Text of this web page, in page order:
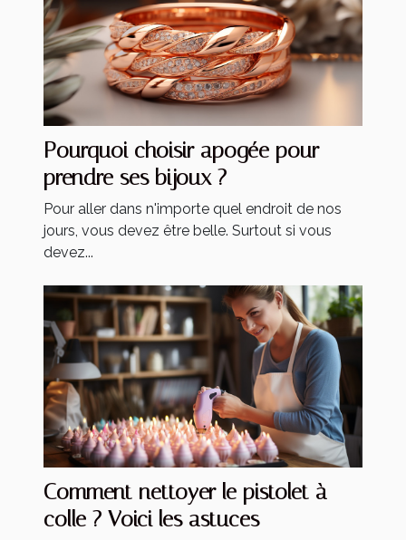
Pourquoi choisir apogée pour
prendre ses bijoux ?
Pour aller dans n'importe quel endroit de nos
jours, vous devez être belle. Surtout si vous
devez...
Comment nettoyer le pistolet à
colle ? Voici les astuces